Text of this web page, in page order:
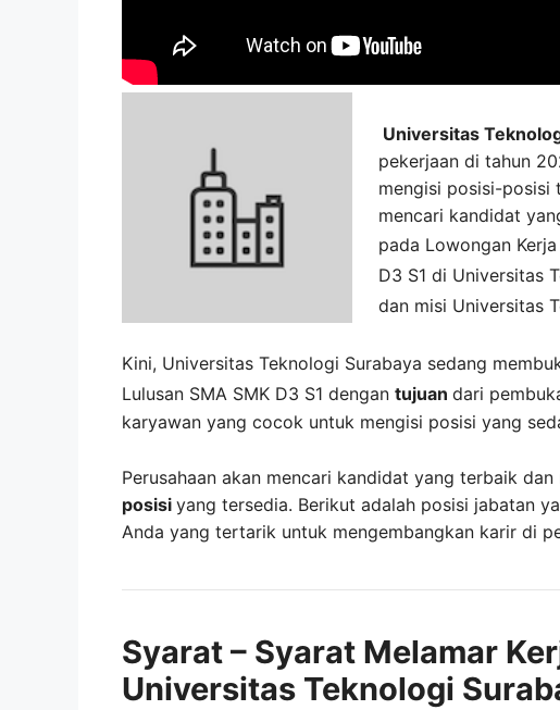
Universitas
pekerjaan di tahun
mengisi posisi-posisi
mencari kandidat
pada Lowongan Kerja
D3 S1 di Universitas
dan misi Universitas
Kini, Universitas Teknologi Surabaya sedang
Lulusan SMA SMK D3 S1 dengan tujuan dari
karyawan yang cocok untuk mengisi posisi yang
Perusahaan akan mencari kandidat yang terbaik
posisi yang tersedia. Berikut adalah posisi jabatan
Anda yang tertarik untuk mengembangkan karir di
Syarat – Syarat Melamar
Universitas Teknologi